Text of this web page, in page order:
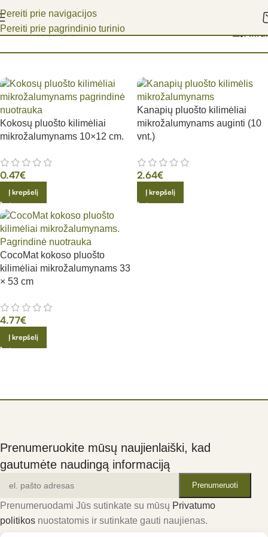
Pereiti prie navigacijos
Pereiti prie pagrindinio turinio
Pradžia/Substratai Filtrai
Kokosų pluošto kilimėliai
mikrožalumynams 10×12 cm.
0.47€
Į krepšelį
Kanapių pluošto kilimėliai
mikrožalumynams auginti (10
vnt.)
2.64€
Į krepšelį
CocoMat kokoso pluošto
kilimėliai mikrožalumynams 33
× 53 cm
4.77€
Į krepšelį
Prenumeruokite mūsų naujienlaiški, kad
gautumėte naudingą informaciją
Prenumeruodami Jūs sutinkate su mūsų Privatumo
politikos nuostatomis ir sutinkate gauti naujienas.